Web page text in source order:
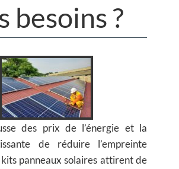
besoins ?
des prix de l’énergie et la
de réduire l’empreinte
panneaux solaires attirent de